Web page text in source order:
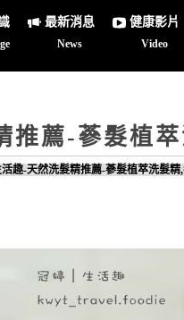
最新消息
News
健康影片
Video
推薦-蔘髮植
趣-天然洗髮精推薦-蔘髮植萃洗髮精